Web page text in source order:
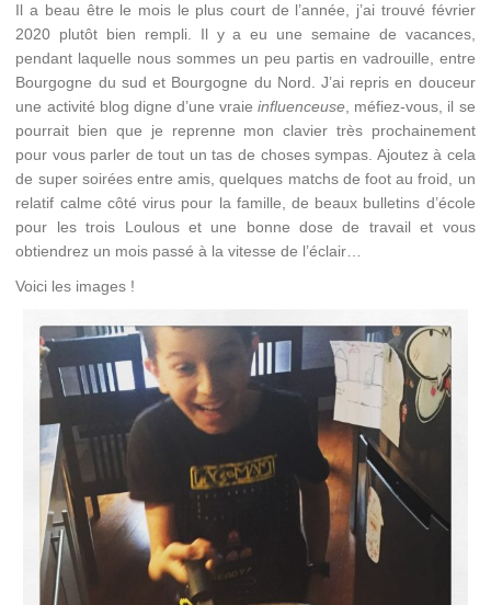
Il a beau être le mois le plus court de l’année, j’ai trouvé février
2020 plutôt bien rempli. Il y a eu une semaine de vacances,
pendant laquelle nous sommes un peu partis en vadrouille, entre
Bourgogne du sud et Bourgogne du Nord. J’ai repris en douceur
une activité blog digne d’une vraieinfluenceuse , méfiez-vous, il se
pourrait bien que je reprenne mon clavier très prochainement
pour vous parler de tout un tas de choses sympas. Ajoutez à cela
de super soirées entre amis, quelques matchs de foot au froid, un
relatif calme côté virus pour la famille, de beaux bulletins d’école
pour les trois Loulous et une bonne dose de travail et vous
obtiendrez un mois passé à la vitesse de l’éclair…
Voici les images !